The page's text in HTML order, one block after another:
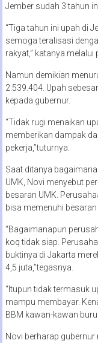
Jember sudah 3 tahun
“Tiga tahun ini upah di
semoga teralisasi
rakyat,” katanya melalui
Namun demikian
2.539.404. Upah
kepada gubernur.
“Tidak rugi menaikan
memberikan dampak
pekerja,”tuturnya.
Saat ditanya
UMK, Novi menyebut
besaran UMK.
bisa memenuhi besaran
“Bagaimanapun
koq tidak siap.
buktinya di Jakarta
4,5 juta,”tegasnya.
“Itupun tidak termasuk
mampu membayar.
BBM kawan-kawan
Novi berharap